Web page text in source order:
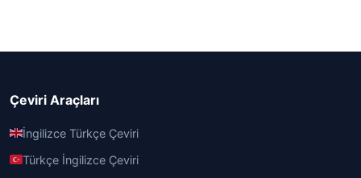
Çeviri Araçları
İngilizce Türkçe Çeviri
Türkçe İngilizce Çeviri